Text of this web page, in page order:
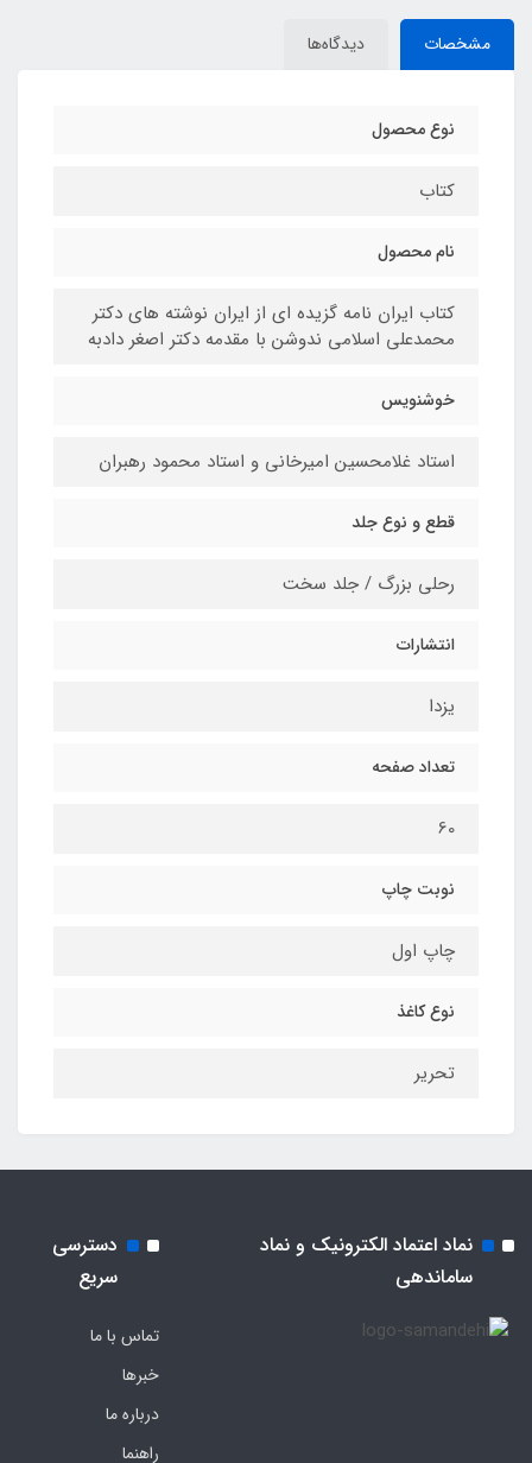
مشخصات دیدگاه‌ها
نوع محصول
کتاب
نام محصول
کتاب ایران نامه گزیده ای از ایران نوشته های دکتر
محمدعلی اسلامی ندوشن با مقدمه دکتر اصغر دادبه
خوشنویس
استاد غلامحسین امیرخانی و استاد محمود رهبران
قطع و نوع جلد
رحلی بزرگ / جلد سخت
انتشارات
یزدا
تعداد صفحه
60
نوبت چاپ
چاپ اول
نوع کاغذ
تحریر
نماد اعتماد الکترونیک و نماد
ساماندهی
دسترسی
سریع
تماس با ما
خبرها
درباره ما
راهنما